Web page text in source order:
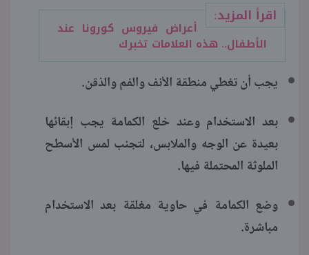
اقرأ المزيد:
أعراض فيروس كورونا عند
الأطفال.. هذه العلامات تخبرك
يجب أن تغطي منطقة الأنف والفم والذقن.
بعد الاستخدام وعند خلع الكمامة يجب إبقائها
بعيدة عن الوجه والملابس، لتجنب لمس الأسطح
الملوثة المحتملة فيها.
وضع الكمامة في حاوية مغلقة بعد الاستخدام
مباشرة.